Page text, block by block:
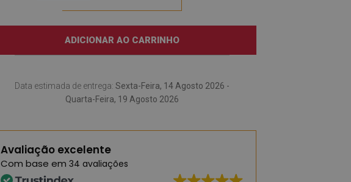
ADICIONAR AO CARRINHO
Data estimada de entrega: Sexta-Feira, 14 Agosto 2026 -
Quarta-Feira, 19 Agosto 2026
Avaliação excelente
Com base em 34 avaliações